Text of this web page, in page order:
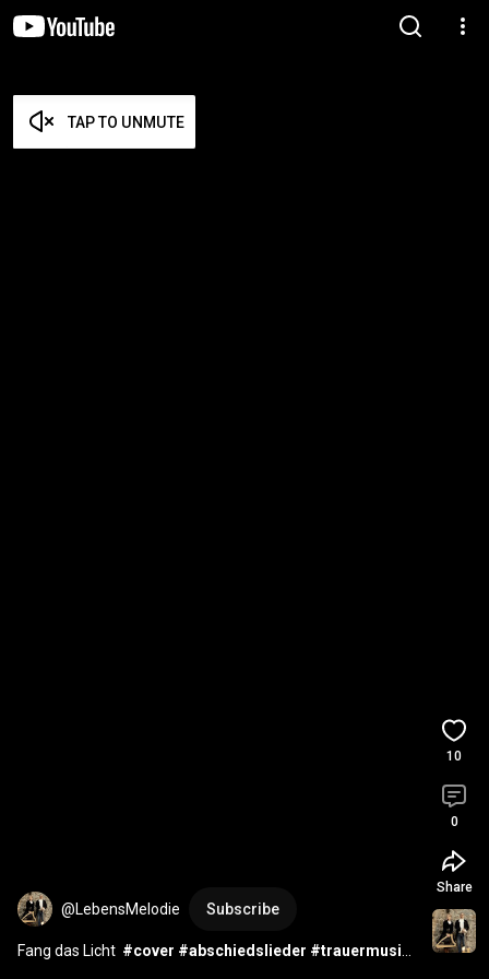
TAP TO UNMUTE
@LebensMelodie Subscribe
Fang das Licht #cover #abschiedslieder #trauermusik
10
0
Share